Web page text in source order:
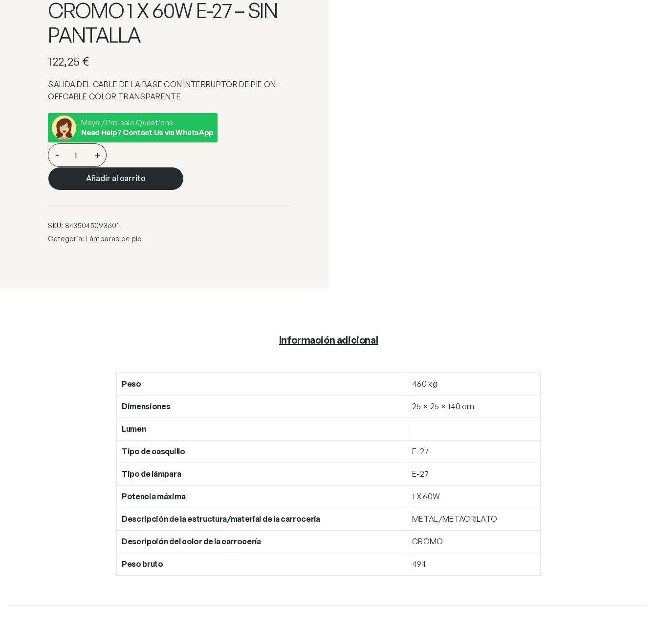
CROMO 1 X 60W E-27 – SIN
PANTALLA
122,25 €
SALIDA DEL CABLE DE LA BASE CON INTERRUPTOR DE PIE ON-
OFFCABLE COLOR TRANSPARENTE
Maya / Pre-sale Questions
Need Help? Contact Us via WhatsApp
PIE
SALON
1L.
VERSALLES
X
60W
- +
Añadir al carrito
SKU: 8435045093601
Categoría: Lámparas de pie
Información adicional
Peso 460 kg
Dimensiones 25 × 25 × 140 cm
Lumen
Tipo de casquillo E-27
Tipo de lámpara E-27
Potencia máxima 1 X 60W
Descripción de la estructura/material de la carrocería METAL/METACRILATO
Descripción del color de la carrocería CROMO
Peso bruto 494